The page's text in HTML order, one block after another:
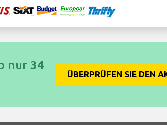
nur 34
ÜBERPRÜFEN SIE DEN